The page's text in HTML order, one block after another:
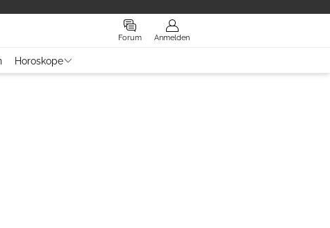
Forum Anmelden
Horoskope